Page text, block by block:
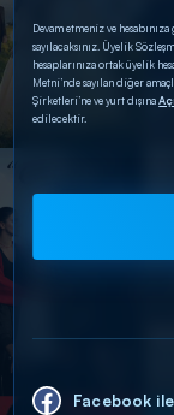
Devam etmeniz ve
sayılacaksınız. Üyelik
hesaplarınıza ortak üyelik
Metni’nde sayılan diğer
Şirketleri’ne ve yurt dışına
edilecektir.
Facebook